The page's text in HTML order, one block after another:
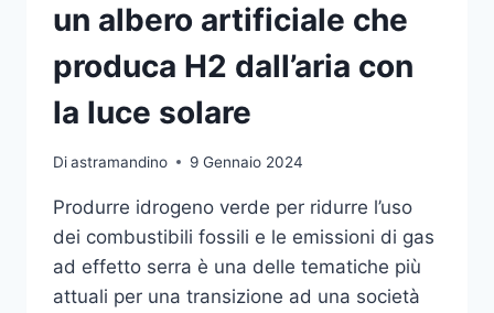
un albero artificiale che
produca H2 dall’aria con
la luce solare
Diastramandino 9 Gennaio 2024
Produrre idrogeno verde per ridurre l’uso
dei combustibili fossili e le emissioni di gas
ad effetto serra è una delle tematiche più
attuali per una transizione ad una società